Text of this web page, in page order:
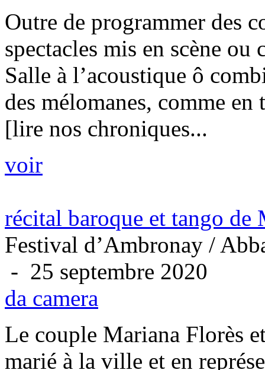
Outre de programmer des
spectacles mis en scène ou
Salle à l’acoustique ô
des mélomanes, comme
[lire nos chroniques...
voir
récital baroque et tango de
Festival d’Ambronay /
- 25 septembre 2020
da camera
Le couple Mariana Florès
marié à la ville et en